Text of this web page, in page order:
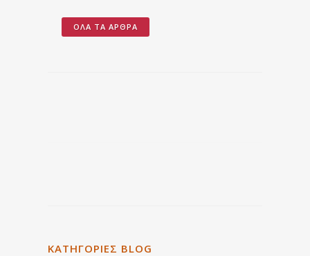
ΌΛΑ ΤΑ ΆΡΘΡΑ
ΚΑΤΗΓΟΡΙΕΣ BLOG